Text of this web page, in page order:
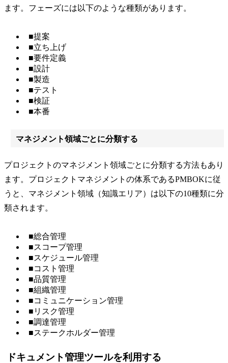
ます。フェーズには以下のような種類があります。
■提案
■立ち上げ
■要件定義
■設計
■製造
■テスト
■検証
■本番
マネジメント領域ごとに分類する
プロジェクトのマネジメント領域ごとに分類する方法もあり
ます。プロジェクトマネジメントの体系であるPMBOKに従
うと、マネジメント領域（知識エリア）は以下の10種類に分
類されます。
■総合管理
■スコープ管理
■スケジュール管理
■コスト管理
■品質管理
■組織管理
■コミュニケーション管理
■リスク管理
■調達管理
■ステークホルダー管理
ドキュメント管理ツールを利用する